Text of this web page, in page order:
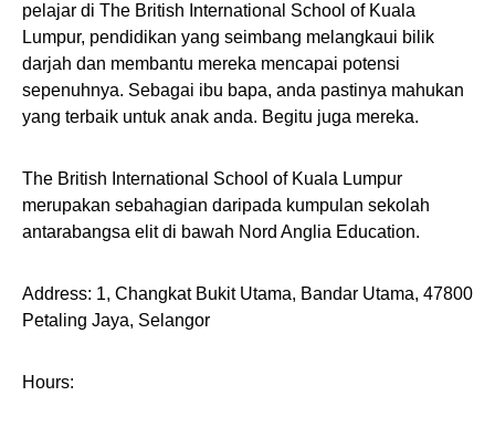
pelajar di The British International School of Kuala
Lumpur, pendidikan yang seimbang melangkaui bilik
darjah dan membantu mereka mencapai potensi
sepenuhnya. Sebagai ibu bapa, anda pastinya mahukan
yang terbaik untuk anak anda. Begitu juga mereka.
The British International School of Kuala Lumpur
merupakan sebahagian daripada kumpulan sekolah
antarabangsa elit di bawah Nord Anglia Education.
Address: 1, Changkat Bukit Utama, Bandar Utama, 47800
Petaling Jaya, Selangor
Hours: